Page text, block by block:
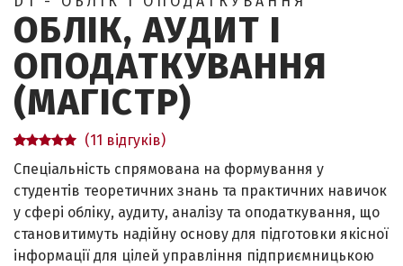
ОБЛІК, АУДИТ І
ОПОДАТКУВАННЯ
(МАГІСТР)
5.00 з 5
на основі
опитування
покупців
(11 відгуків)
Спеціальність спрямована на формування у
студентів теоретичних знань та практичних навичок
у сфері обліку, аудиту, аналізу та оподаткування, що
становитимуть надійну основу для підготовки якісної
інформації для цілей управління підприємницькою